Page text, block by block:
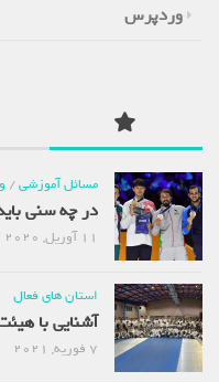
وردپرس
مسائل آموزشی/
در چه سنی
استان های فعال
آشنایی با